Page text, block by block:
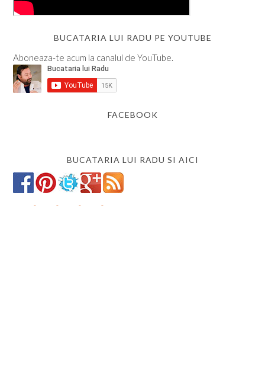
BUCATARIA LUI RADU PE YOUTUBE
Aboneaza-te acum la canalul de YouTube.
FACEBOOK
BUCATARIA LUI RADU SI AICI